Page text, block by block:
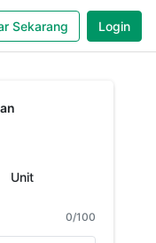
Sekarang Login
Unit
0/100